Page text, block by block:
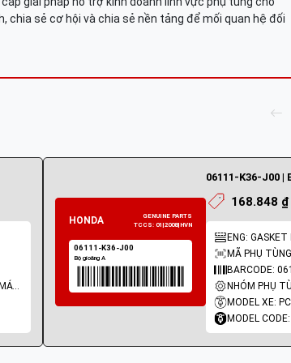
sẻ cơ hội và chia sẻ nền tảng để mối quan hệ đối
NHÓM PHỤ TÙNG: LỐC MÁY -VÁCH MÁY - GIOĂNG MÁY
06111-K36-J00 |
168.848 ₫
ENG: GASKET
MÃ PHỤ
BARCODE:
MODEL XE:
MODEL